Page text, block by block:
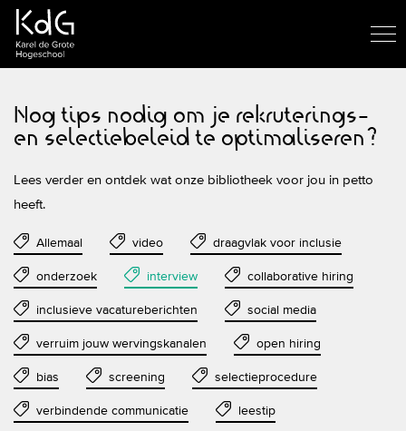
Nog tips nodig om je rekruterings-
en selectiebeleid te optimaliseren?
Lees verder en ontdek wat onze bibliotheek voor jou in petto
heeft.
Allemaal video draagvlak voor inclusie
onderzoek interview collaborative hiring
inclusieve vacatureberichten social media
verruim jouw wervingskanalen open hiring
bias screening selectieprocedure
verbindende communicatie leestip